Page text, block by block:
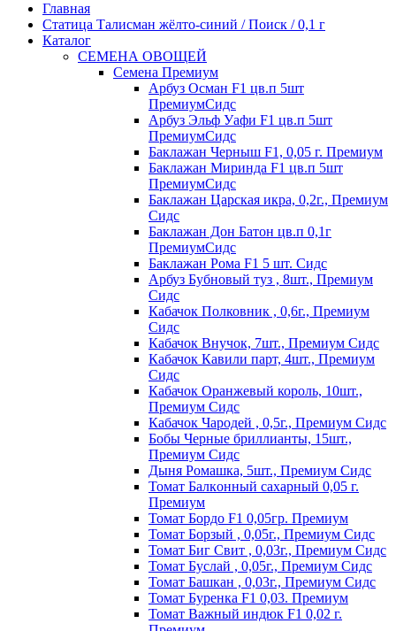
Главная
Статица Талисман жёлто-синий / Поиск / 0,1 г
Каталог
СЕМЕНА ОВОЩЕЙ
Семена Премиум
Арбуз Осман F1 цв.п 5шт
ПремиумСидс
Арбуз Эльф Уафи F1 цв.п 5шт
ПремиумСидс
Баклажан Черныш F1, 0,05 г. Премиум
Баклажан Миринда F1 цв.п 5шт
ПремиумСидс
Баклажан Царская икра, 0,2г., Премиум
Сидс
Баклажан Дон Батон цв.п 0,1г
ПремиумСидс
Баклажан Рома F1 5 шт. Сидс
Арбуз Бубновый туз , 8шт., Премиум
Сидс
Кабачок Полковник , 0,6г., Премиум
Сидс
Кабачок Внучок, 7шт., Премиум Сидс
Кабачок Кавили парт, 4шт., Премиум
Сидс
Кабачок Оранжевый король, 10шт.,
Премиум Сидс
Кабачок Чародей , 0,5г., Премиум Сидс
Бобы Черные бриллианты, 15шт.,
Премиум Сидс
Дыня Ромашка, 5шт., Премиум Сидс
Томат Бaлкoнный caxapный 0,05 г.
Пpeмиyм
Томат Бордо F1 0,05гр. Премиум
Томат Борзый , 0,05г., Премиум Сидс
Томат Биг Свит , 0,03г., Премиум Сидс
Томат Буслай , 0,05г., Премиум Сидс
Томат Башкан , 0,03г., Премиум Сидс
Томат Буренка F1 0,03. Премиум
Томат Baжный индюк F1 0,02 г.